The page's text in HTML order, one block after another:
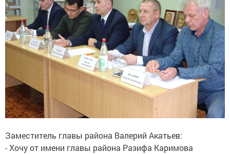
Заместитель главы района Валерий Акатьев:
- Хочу от имени главы района Разифа Каримова